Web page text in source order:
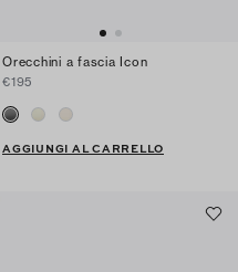
Orecchini a fascia Icon
€195
AGGIUNGI AL CARRELLO